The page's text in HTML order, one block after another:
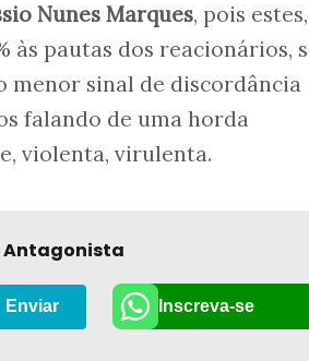
Nunes Marques, pois
às pautas dos reacionários,
menor sinal de discordância
falando de uma horda
violenta, virulenta.
Antagonista
Enviar Inscreva-se